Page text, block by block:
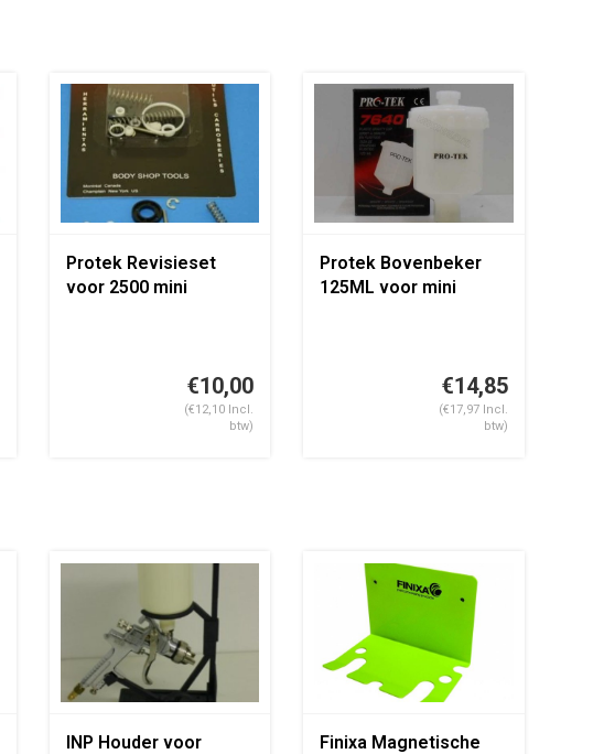
Protek Revisieset
voor 2500 mini
€10,00
(€12,10 Incl.
btw)
Protek Bovenbeker
125ML voor mini
€14,85
(€17,97 Incl.
btw)
INP Houder voor
Finixa Magnetische